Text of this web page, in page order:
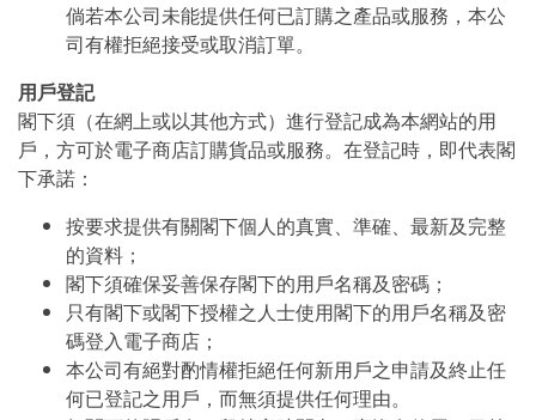
倘若本公司未能提供任何已訂購之產品或服務，本公
司有權拒絕接受或取消訂單。
用戶登記
閣下須（在網上或以其他方式）進行登記成為本網站的用
戶，方可於電子商店訂購貨品或服務。在登記時，即代表閣
下承諾：
按要求提供有關閣下個人的真實、準確、最新及完整
的資料；
閣下須確保妥善保存閣下的用戶名稱及密碼；
只有閣下或閣下授權之人士使用閣下的用戶名稱及密
碼登入電子商店；
本公司有絕對酌情權拒絕任何新用戶之申請及終止任
何已登記之用戶，而無須提供任何理由。